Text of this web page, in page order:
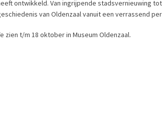
ontwikkeld. Van ingrijpende stadsvernieuwing
van Oldenzaal vanuit een verrassend
zien t/m 18 oktober in Museum Oldenzaal.